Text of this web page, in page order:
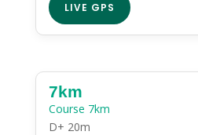
LIVE GPS
7km
Course 7km
D+ 20m